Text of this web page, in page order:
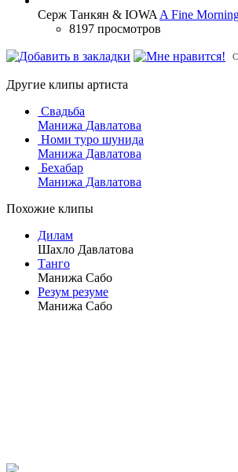
Серж Танкян & IOWA A Fine
8197 просмотров
Другие клипы артиста
Свадьба
Манижа Давлатова
Номи туро шунида
Манижа Давлатова
Бехабар
Манижа Давлатова
Похожие клипы
Дилам
Шахло Давлатова
Танго
Манижа Сабо
Резум резуме
Манижа Сабо